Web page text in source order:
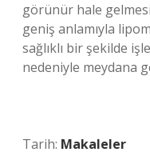
görünür hale
geniş anlamıyla
sağlıklı bir şekilde
nedeniyle meydana
Tarih: Makaleler